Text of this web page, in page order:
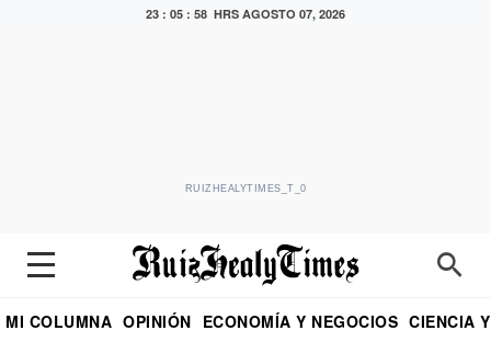
23 : 05 : 59 HRS AGOSTO 07, 2026
RUIZHEALYTIMES_T_0
MI COLUMNA OPINIÓN ECONOMÍA Y NEGOCIOS CIENCIA